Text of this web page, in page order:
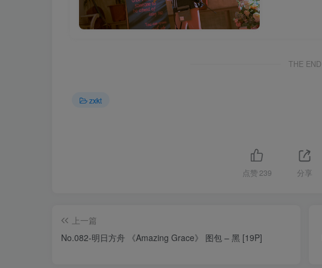
THE END
zxkt
点赞 239 分享
上一篇
No.082-明日方舟 《Amazing Grace》 图包 – 黑 [19P]